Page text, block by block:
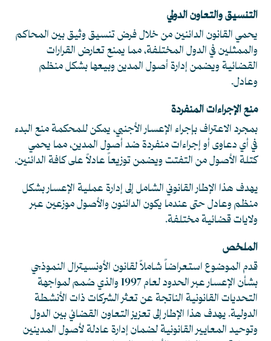
التنسيق والتعاون الدولي
يحمي القانون الدائنين من خلال فرض تنسيق وثيق بين المحاكم
والممثلين في الدول المختلفة، مما يمنع تعارض القرارات
القضائية ويضمن إدارة أصول المدين وبيعها بشكل منظم
وعادل.
منع الإجراءات المنفردة
بمجرد الاعتراف بإجراء الإعسار الأجنبي، يمكن للمحكمة منع البدء
في أي دعاوى أو إجراءات منفردة ضد أصول المدين، مما يحمي
كتلة الأصول من التفتت ويضمن توزيعاً عادلاً على كافة الدائنين.
يهدف هذا الإطار القانوني الشامل إلى إدارة عملية الإعسار بشكل
منظم وعادل حتى عندما يكون الدائنون والأصول موزعين عبر
ولايات قضائية مختلفة.
الملخص
قدم الموضوع استعراضاً شاملاً لقانون الأونسيترال النموذجي
بشأن الإعسار عبر الحدود لعام 1997 والذي صُمم لمواجهة
التحديات القانونية الناتجة عن تعثر الشركات ذات الأنشطة
الدولية. يهدف هذا الإطار إلى تعزيز التعاون القضائي بين الدول
وتوحيد المعايير القانونية لضمان إدارة عادلة لأصول المدينين